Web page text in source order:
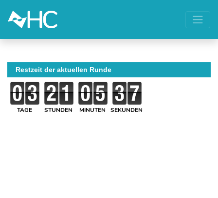
Restzeit der aktuellen Runde
TAGE STUNDEN MINUTEN SEKUNDEN